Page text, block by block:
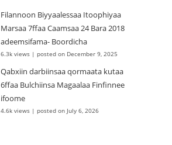
Filannoon Biyyaalessaa Itoophiyaa
Marsaa 7ffaa Caamsaa 24 Bara 2018
adeemsifama- Boordicha
6.3k views | posted on December 9, 2025
Qabxiin darbiinsaa qormaata kutaa
6ffaa Bulchiinsa Magaalaa Finfinnee
ifoome
4.6k views | posted on July 6, 2026